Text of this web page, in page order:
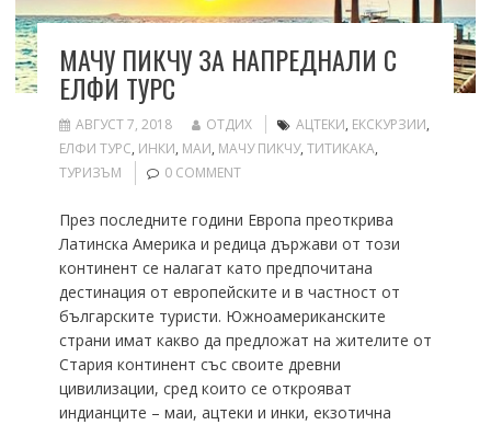
МАЧУ ПИКЧУ ЗА НАПРЕДНАЛИ С
ЕЛФИ ТУРС
АВГУСТ 7, 2018 ОТДИХ АЦТЕКИ, ЕКСКУРЗИИ,
ЕЛФИ ТУРС, ИНКИ, МАИ, МАЧУ ПИКЧУ, ТИТИКАКА,
ТУРИЗЪМ
0 COMMENT
През последните години Европа преоткрива
Латинска Америка и редица държави от този
континент се налагат като предпочитана
дестинация от европейските и в частност от
българските туристи. Южноамериканските
страни имат какво да предложат на жителите от
Стария континент със своите древни
цивилизации, сред които се открояват
индианците – маи, ацтеки и инки, екзотична